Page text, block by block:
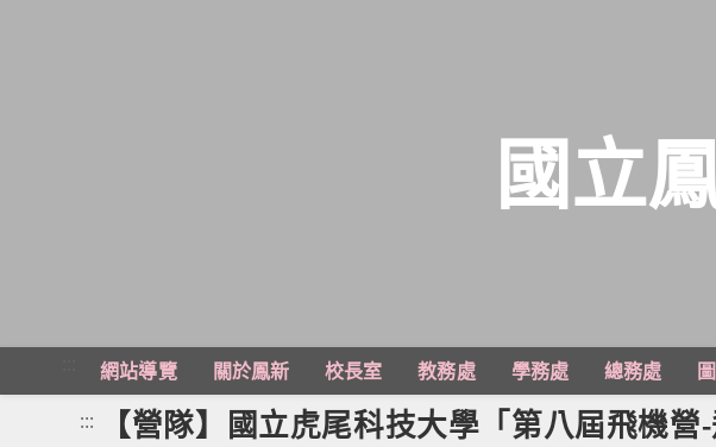
主
國立
網站導覽 關於鳳新 校長室 教務處 學務處 總務處
::: 【營隊】國立虎尾科技大學「第八屆飛機營-